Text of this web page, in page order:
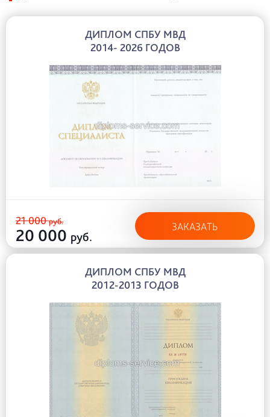
ДИПЛОМ СПБУ МВД
2014- 2026 ГОДОВ
21 000руб.
20 000 руб.
ЗАКАЗАТЬ
ДИПЛОМ СПБУ МВД
2012-2013 ГОДОВ